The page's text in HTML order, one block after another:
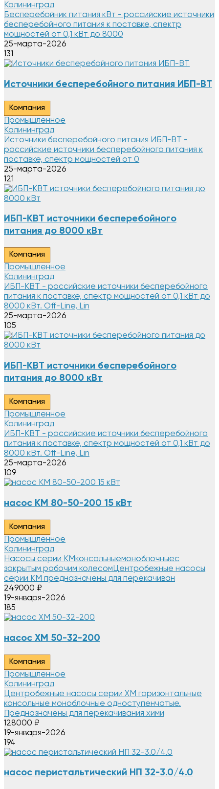
Калининград
Бесперебойник питания кВт - российские источники
бесперебойного питания к поставке, спектр
мощностей от 0,1 кВт до 8000
25-марта-2026
131
Источники бесперебойного питания ИБП-ВТ
Компания
Промышленное
Калининград
Источники бесперебойного питания ИБП-ВТ -
российские источники бесперебойного питания к
поставке, спектр мощностей от 0
25-марта-2026
121
ИБП-КВТ источники бесперебойного
питания до 8000 кВт
Компания
Промышленное
Калининград
ИБП-КВТ - российские источники бесперебойного
питания к поставке, спектр мощностей от 0,1 кВт до
8000 кВт. Off-Line, Lin
25-марта-2026
105
ИБП-КВТ источники бесперебойного
питания до 8000 кВт
Компания
Промышленное
Калининград
ИБП-КВТ - российские источники бесперебойного
питания к поставке, спектр мощностей от 0,1 кВт до
8000 кВт. Off-Line, Lin
25-марта-2026
109
насос КМ 80-50-200 15 кВт
Компания
Промышленное
Калининград
Насосы серии КМконсольныемоноблочныес
закрытым рабочим колесомЦентробежные насосы
серии КМ предназначены для перекачиван
249000 ₽
19-января-2026
185
насос ХМ 50-32-200
Компания
Промышленное
Калининград
Центробежные насосы серии ХМ горизонтальные
консольные моноблочные одноступенчатые.
Предназначены для перекачивания хими
128000 ₽
19-января-2026
194
насос перистальтический НП 32-3.0/4.0